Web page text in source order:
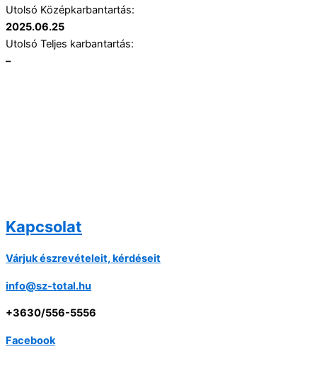
Utolsó Középkarbantartás:
2025.06.25
Utolsó Teljes karbantartás:
–
Kapcsolat
Várjuk észrevételeit, kérdéseit
info@sz-total.hu
+3630/556-5556
Facebook